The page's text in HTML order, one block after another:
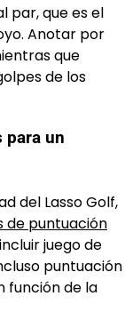
par, que es el
Anotar por
que
de los
para un
del Lasso Golf,
de puntuación
juego de
puntuación
función de la